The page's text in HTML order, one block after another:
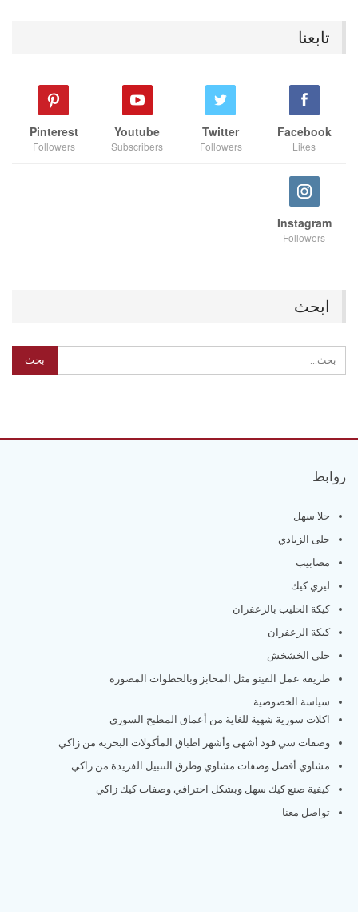
تابعنا
Facebook
Likes
Twitter
Followers
Youtube
Subscribers
Pinterest
Followers
Instagram
Followers
ابحث
روابط
حلا سهل
حلى الزبادي
مصابيب
ليزي كيك
كيكة الحليب بالزعفران
كيكة الزعفران
حلى الخشخش
طريقة عمل الفينو مثل المخابز وبالخطوات المصورة
سياسة الخصوصية
اكلات سورية شهية للغاية من أعماق المطبخ السوري
وصفات سي فود أشهى وأشهر اطباق المأكولات البحرية من زاكي
مشاوي أفضل وصفات مشاوي وطرق التتبيل الفريدة من زاكي
كيفية صنع كيك سهل وبشكل احترافي وصفات كيك زاكي
تواصل معنا